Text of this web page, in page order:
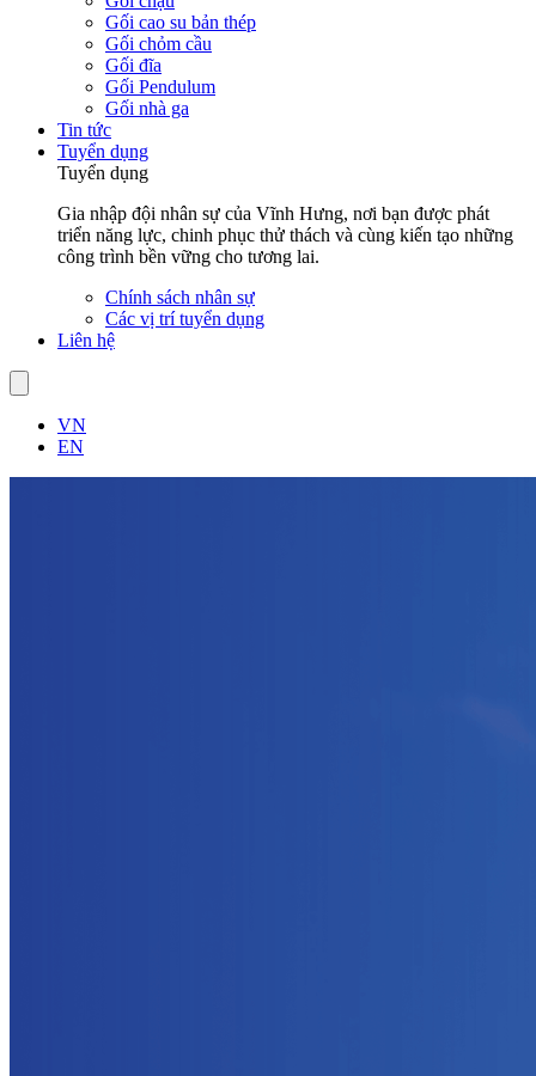
Gối cao su bản thép
Gối chỏm cầu
Gối đĩa
Gối Pendulum
Gối nhà ga
Tin tức
Tuyển dụng
Tuyển dụng
Gia nhập đội nhân sự của Vĩnh Hưng, nơi bạn được phát
triển năng lực, chinh phục thử thách và cùng kiến tạo những
công trình bền vững cho tương lai.
Chính sách nhân sự
Các vị trí tuyển dụng
Liên hệ
VN
EN